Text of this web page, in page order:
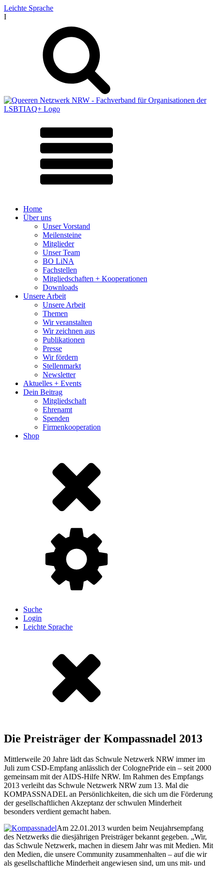
Leichte Sprache
I
Home
Über uns
Unser Vorstand
Meilensteine
Mitglieder
Unser Team
BO LiNA
Fachstellen
Mitgliedschaften + Kooperationen
Downloads
Unsere Arbeit
Unsere Arbeit
Themen
Wir veranstalten
Wir zeichnen aus
Publikationen
Presse
Wir fördern
Stellenmarkt
Newsletter
Aktuelles + Events
Dein Beitrag
Mitgliedschaft
Ehrenamt
Spenden
Firmenkooperation
Shop
Suche
Login
Leichte Sprache
Die Preisträger der Kompassnadel 2013
Mittlerweile 20 Jahre lädt das Schwule Netzwerk NRW immer im
Juli zum CSD-Empfang anlässlich der ColognePride ein – seit 2000
gemeinsam mit der AIDS-Hilfe NRW. Im Rahmen des Empfangs
2013 verleiht das Schwule Netzwerk NRW zum 13. Mal die
KOMPASSNADEL an Persönlichkeiten, die sich um die Förderung
der gesellschaftlichen Akzeptanz der schwulen Minderheit
besonders verdient gemacht haben.
Am 22.01.2013 wurden beim Neujahrsempfang
des Netzwerks die diesjährigen Preisträger bekannt gegeben. „Wir,
das Schwule Netzwerk, machen in diesem Jahr was mit Medien. Mit
den Medien, die unsere Community zusammenhalten – auf die wir
als gesellschaftliche Minderheit angewiesen sind, um uns mit- und